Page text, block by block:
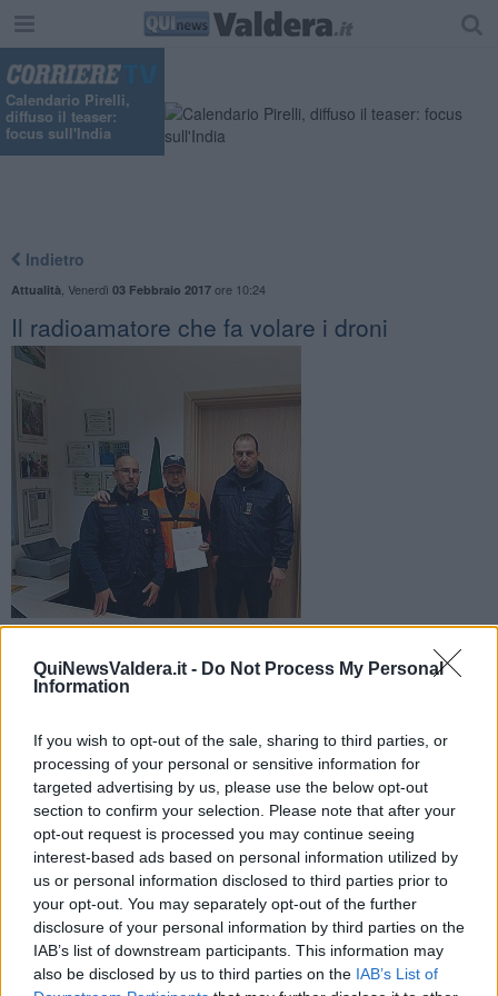
QuiNewsValdera.it - Do Not Process My Personal
Information
If you wish to opt-out of the sale, sharing to third parties, or
processing of your personal or sensitive information for
targeted advertising by us, please use the below opt-out
section to confirm your selection. Please note that after your
opt-out request is processed you may continue seeing
interest-based ads based on personal information utilized by
us or personal information disclosed to third parties prior to
your opt-out. You may separately opt-out of the further
disclosure of your personal information by third parties on the
IAB’s list of downstream participants. This information may
also be disclosed by us to third parties on the IAB’s List of
Calendario Pirelli,
diffuso il teaser:
focus sull'India
Indietro
Attualità Venerdì 03 Febbraio 2017ore 10:24
Il radioamatore che fa volare i droni
conseguito l’attestato pilotaggio Droni Apr rilasciato dall’Enac
PONTEDERA —Il gruppo locale di Pontedera dell’associazione
radioamatori Carabinieri Cota
che da tempo porta avanti la
formazione altamente professionale dei propri soci, intende
complimentarsi con il socioFulvio Solliper il conseguimento
dell’attestatopilotaggio Droni Aprrilasciato dall’Enac. Il gruppo
Pisano prosegue e sostiene progetti di collaborazione e di
formazione con settori di ricerca e sviluppo nei campi informatici.
“Il nostro obbiettivo – spieganoGianieSardelli– rispettivamente